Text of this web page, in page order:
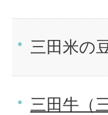
三田米の
三田牛（